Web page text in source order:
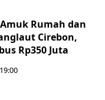
Rumah dan
Cirebon,
Rp350 Juta